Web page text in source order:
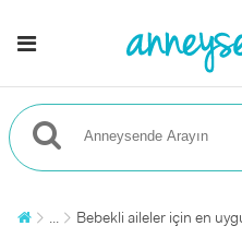
... Bebekli aileler için en